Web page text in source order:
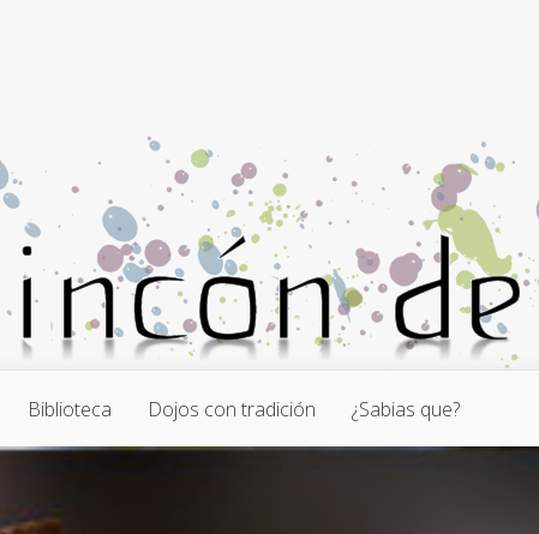
Biblioteca Dojos con tradición ¿Sabias que?